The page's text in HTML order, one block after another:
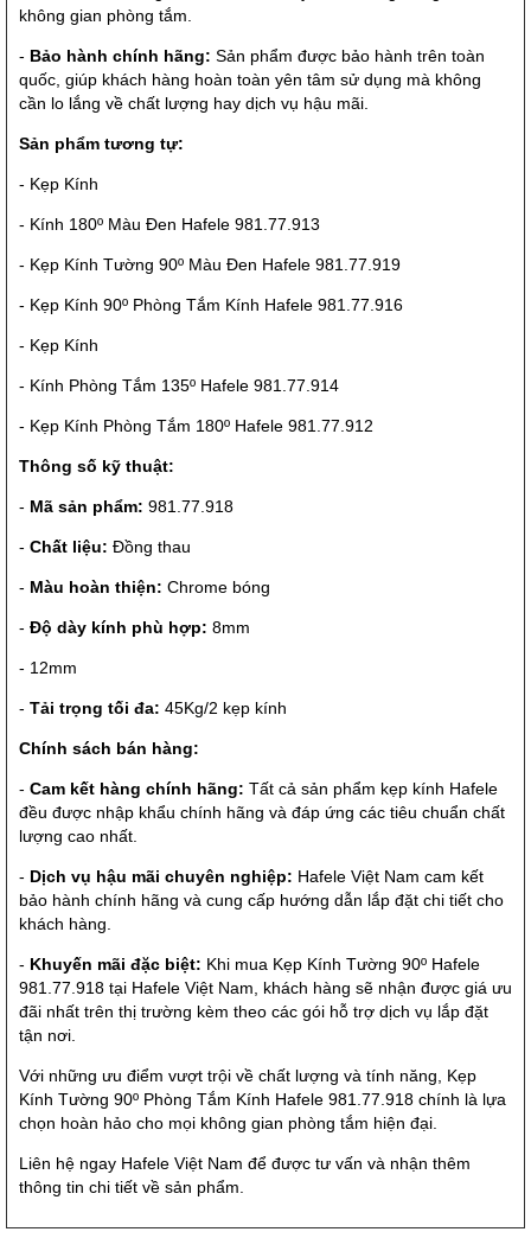
không gian phòng tắm.
- Bảo hành chính hãng: Sản phẩm được bảo hành trên toàn
quốc, giúp khách hàng hoàn toàn yên tâm sử dụng mà không
cần lo lắng về chất lượng hay dịch vụ hậu mãi.
Sản phẩm tương tự:
- Kẹp Kính
- Kính 180º Màu Đen Hafele 981.77.913
- Kẹp Kính Tường 90º Màu Đen Hafele 981.77.919
- Kẹp Kính 90º Phòng Tắm Kính Hafele 981.77.916
- Kẹp Kính
- Kính Phòng Tắm 135º Hafele 981.77.914
- Kẹp Kính Phòng Tắm 180º Hafele 981.77.912
Thông số kỹ thuật:
- Mã sản phẩm: 981.77.918
- Chất liệu: Đồng thau
- Màu hoàn thiện: Chrome bóng
- Độ dày kính phù hợp: 8mm
- 12mm
- Tải trọng tối đa: 45Kg/2 kẹp kính
Chính sách bán hàng:
- Cam kết hàng chính hãng: Tất cả sản phẩm kẹp kính Hafele
đều được nhập khẩu chính hãng và đáp ứng các tiêu chuẩn chất
lượng cao nhất.
- Dịch vụ hậu mãi chuyên nghiệp: Hafele Việt Nam cam kết
bảo hành chính hãng và cung cấp hướng dẫn lắp đặt chi tiết cho
khách hàng.
- Khuyến mãi đặc biệt: Khi mua Kẹp Kính Tường 90º Hafele
981.77.918 tại Hafele Việt Nam, khách hàng sẽ nhận được giá ưu
đãi nhất trên thị trường kèm theo các gói hỗ trợ dịch vụ lắp đặt
tận nơi.
Với những ưu điểm vượt trội về chất lượng và tính năng, Kẹp
Kính Tường 90º Phòng Tắm Kính Hafele 981.77.918 chính là lựa
chọn hoàn hảo cho mọi không gian phòng tắm hiện đại.
Liên hệ ngay Hafele Việt Nam để được tư vấn và nhận thêm
thông tin chi tiết về sản phẩm.